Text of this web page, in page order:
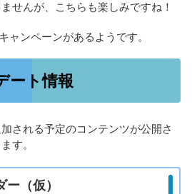
せんが、こちらも楽しみですね！
ンペーンがあるようです。
ート情報
される予定のコンテンツが公開さ
す。
（仮）